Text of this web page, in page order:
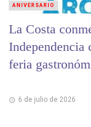
La Costa
Independencia
feria
6 de julio de 2026
ANIVERSARIO